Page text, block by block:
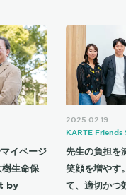
イページ
生命保
by
2025.02.19
KARTE Friends
先生の負担を
笑顔を増やす
て、適切かつ